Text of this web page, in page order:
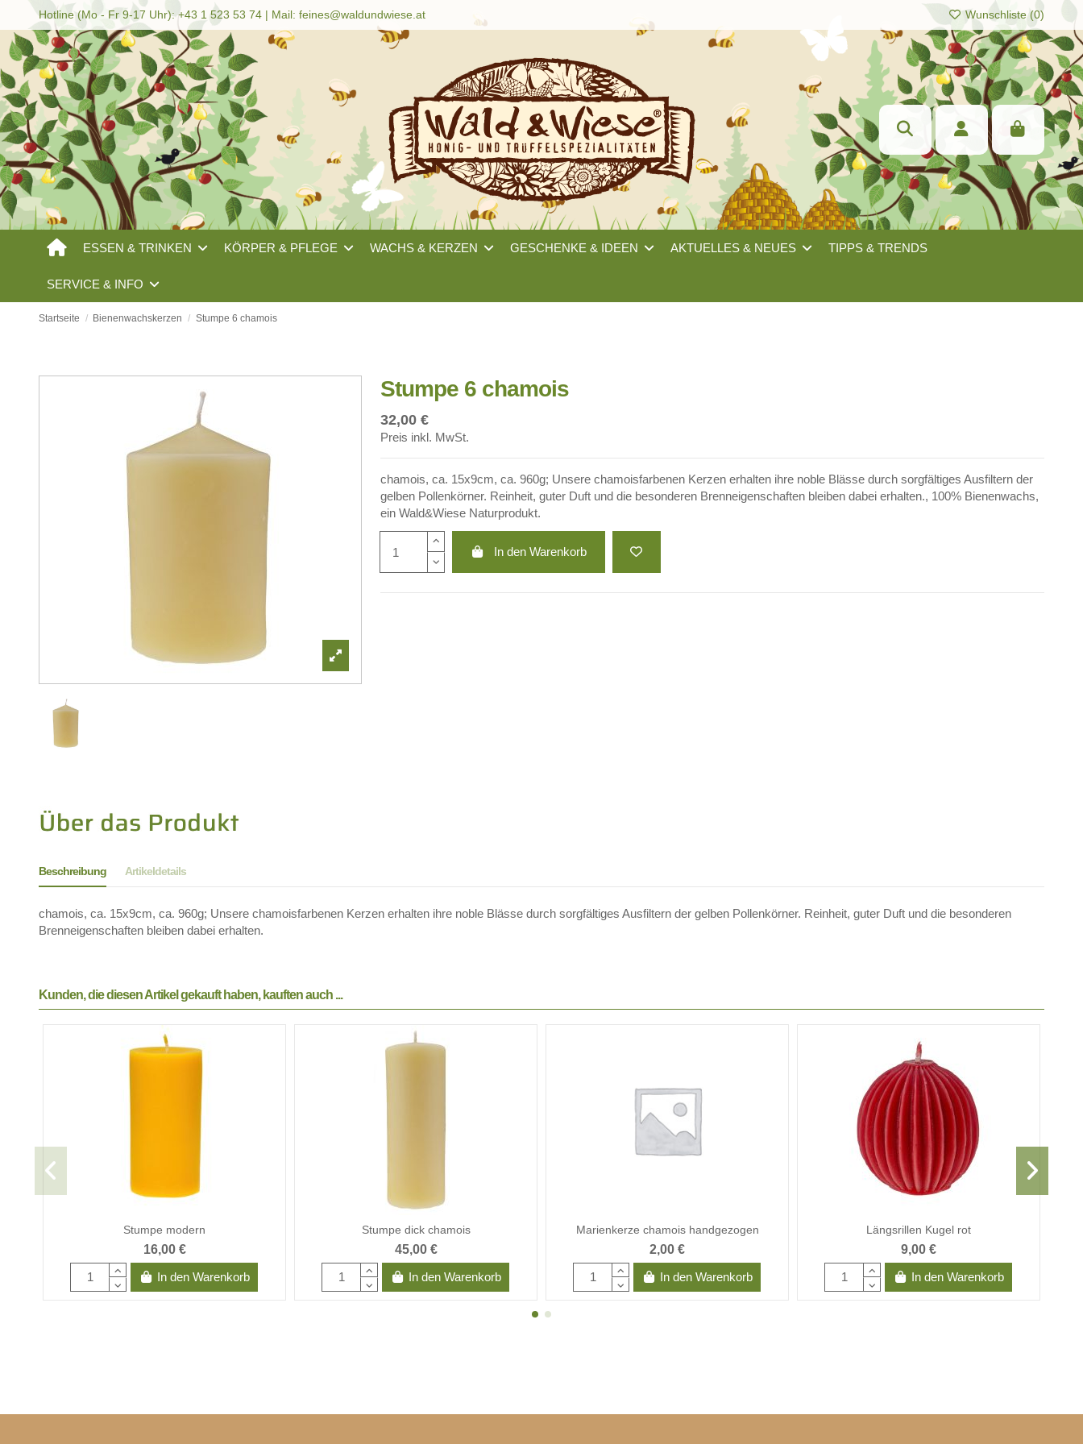
Hotline (Mo - Fr 9-17 Uhr): +43 1 523 53 74 | Mail:feines@waldundwiese.at Wunschliste (0)
ESSEN & TRINKEN KÖRPER & PFLEGE WACHS & KERZEN GESCHENKE & IDEEN AKTUELLES & NEUES TIPPS & TRENDS
SERVICE & INFO
Startseite Bienenwachskerzen Stumpe 6 chamois
Stumpe 6 chamois
32,00 €
Preis inkl. MwSt.
chamois, ca. 15x9cm, ca. 960g; Unsere chamoisfarbenen Kerzen erhalten ihre noble Blässe durch sorgfältiges Ausfiltern der
gelben Pollenkörner. Reinheit, guter Duft und die besonderen Brenneigenschaften bleiben dabei erhalten., 100% Bienenwachs,
ein Wald&Wiese Naturprodukt.
In den Warenkorb
Beschreibung Artikeldetails
chamois, ca. 15x9cm, ca. 960g; Unsere chamoisfarbenen Kerzen erhalten ihre noble Blässe durch sorgfältiges Ausfiltern der gelben Pollenkörner. Reinheit, guter Duft und die besonderen
Brenneigenschaften bleiben dabei erhalten.
Kunden, die diesen Artikel gekauft haben, kauften auch ...
Stumpe modern
16,00 €
In den Warenkorb
Stumpe dick chamois
45,00 €
In den Warenkorb
Marienkerze chamois handgezogen
2,00 €
In den Warenkorb
Längsrillen Kugel rot
9,00 €
In den Warenkorb